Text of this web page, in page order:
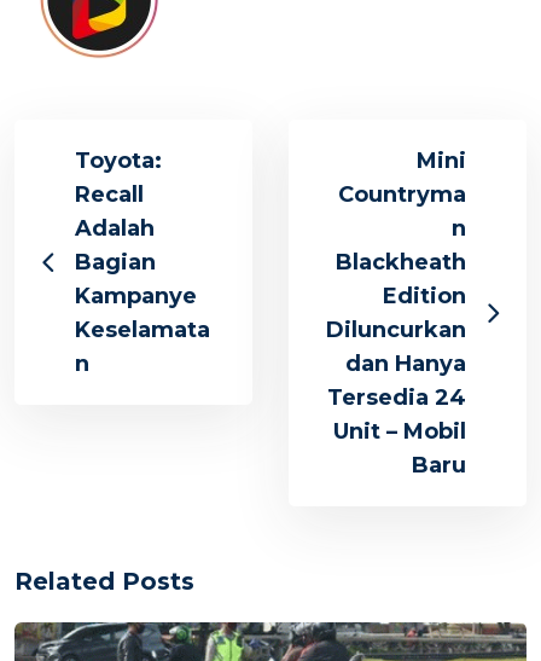
Toyota:
Recall
Adalah
Bagian
Kampanye
Keselamata
n
Mini
Countryma
n
Blackheath
Edition
Diluncurkan
dan Hanya
Tersedia 24
Unit – Mobil
Baru
Related Posts